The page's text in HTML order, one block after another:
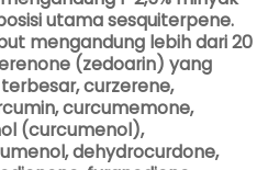
utama sesquiterpene.
mengandung lebih dari 20
(zedoarin) yang
curzerene,
curcumemone,
(curcumenol),
dehydrocurdone,